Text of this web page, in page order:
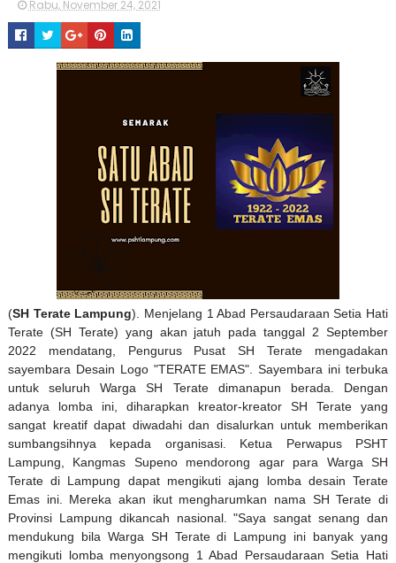
Rabu, November 24, 2021
(SH Terate Lampung). Menjelang 1 Abad Persaudaraan Setia Hati
Terate (SH Terate) yang akan jatuh pada tanggal 2 September
2022 mendatang, Pengurus Pusat SH Terate mengadakan
sayembara Desain Logo "TERATE EMAS". Sayembara ini terbuka
untuk seluruh Warga SH Terate dimanapun berada. Dengan
adanya lomba ini, diharapkan kreator-kreator SH Terate yang
sangat kreatif dapat diwadahi dan disalurkan untuk memberikan
sumbangsihnya kepada organisasi. Ketua Perwapus PSHT
Lampung, Kangmas Supeno mendorong agar para Warga SH
Terate di Lampung dapat mengikuti ajang lomba desain Terate
Emas ini. Mereka akan ikut mengharumkan nama SH Terate di
Provinsi Lampung dikancah nasional. "Saya sangat senang dan
mendukung bila Warga SH Terate di Lampung ini banyak yang
mengikuti lomba menyongsong 1 Abad Persaudaraan Setia Hati